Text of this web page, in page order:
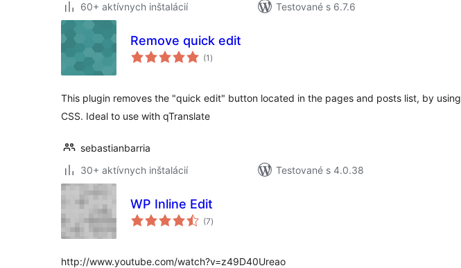
60+ aktívnych inštalácií
Testované s 6.7.6
Remove quick edit
(1 celkové
hodnotenie
)
This plugin removes the "quick edit" button located in the pages and posts list, by using
CSS. Ideal to use with qTranslate
sebastianbarria
30+ aktívnych inštalácií
Testované s 4.0.38
WP Inline Edit
(7celkové
hodnotenie
)
http://www.youtube.com/watch?v=z49D40Ureao